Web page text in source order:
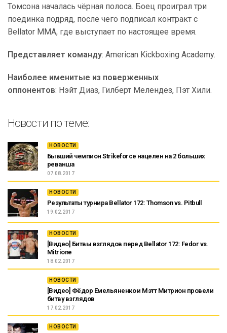
Томсона началась чёрная полоса. Боец проиграл три
поединка подряд, после чего подписал контракт с
Bellator MMA, где выступает по настоящее время.
Представляет команду: American Kickboxing Academy.
Наиболее именитые из поверженных
оппонентов: Нэйт Диаз, Гилберт Мелендез, Пэт Хили.
Новости по теме:
НОВОСТИ
Бывший чемпион Strikeforce нацелен на 2 больших
реванша
07.08.2017
НОВОСТИ
Результаты турнира Bellator 172: Thomson vs. Pitbull
19.02.2017
НОВОСТИ
[Видео] Битвы взглядов перед Bellator 172: Fedor vs.
Mitrione
18.02.2017
НОВОСТИ
[Видео] Фёдор Емельяненко и Мэтт Митрион провели
битву взглядов
17.02.2017
НОВОСТИ